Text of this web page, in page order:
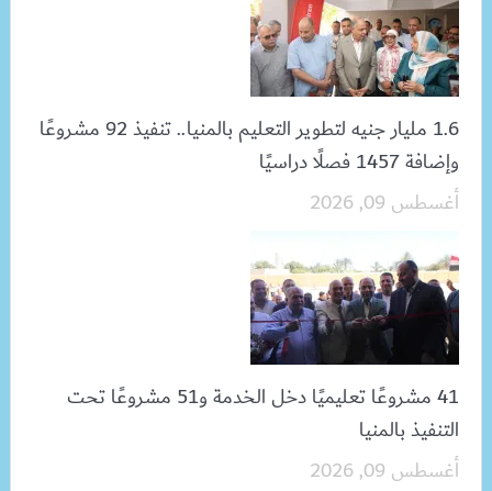
1.6 مليار جنيه لتطوير التعليم بالمنيا.. تنفيذ 92 مشروعًا
وإضافة 1457 فصلًا دراسيًا
أغسطس 09, 2026
41 مشروعًا تعليميًا دخل الخدمة و51 مشروعًا تحت
التنفيذ بالمنيا
أغسطس 09, 2026